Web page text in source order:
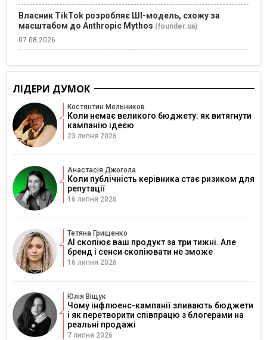
Власник TikTok розробляє ШІ-модель, схожу за
масштабом до Anthropic Mythos (founder.ua)
07.08.2026
ЛІДЕРИ ДУМОК
Костянтин Мельников
Коли немає великого бюджету: як витягнути
кампанію ідеєю
23 липня 2026
Анастасія Джогола
Коли публічність керівника стає ризиком для
репутації
16 липня 2026
Тетяна Грищенко
AI скопіює ваш продукт за три тижні. Але
бренд і сенси скопіювати не зможе
16 липня 2026
Юлія Віщук
Чому інфлюенс-кампанії зливають бюджети
і як перетворити співпрацю з блогерами на
реальні продажі
7 липня 2026